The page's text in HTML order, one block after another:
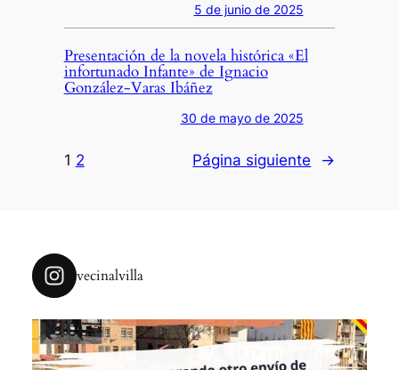
5 de junio de 2025
Presentación de la novela histórica «El
infortunado Infante» de Ignacio
González-Varas Ibáñez
30 de mayo de 2025
1 2 Página siguiente →
vecinalvilla